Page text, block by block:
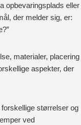
opbevaringsplads eller
der melder sig, er:
materialer, placering
aspekter, der
størrelser og
ved